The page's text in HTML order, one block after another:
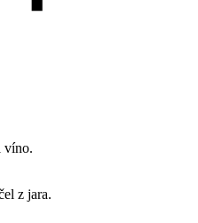
víno.
z jara.